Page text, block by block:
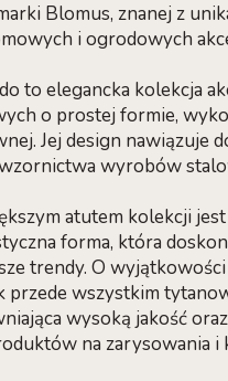
Blomus, znanej z
i ogrodowych
to elegancka kolekcja
o prostej formie,
Jej design nawiązuje
wyrobów
atutem kolekcji jest
forma, która
trendy. O
przede wszystkim
wysoką jakość
na zarysowania i